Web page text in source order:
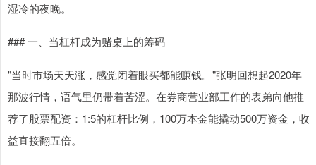
湿冷的夜晚。
### 一、当杠杆成为赌桌上的筹码
"当时市场天天涨，感觉闭着眼买都能赚钱。"张明回想起2020年
那波行情，语气里仍带着苦涩。在券商营业部工作的表弟向他推
荐了股票配资：1:5的杠杆比例，100万本金能撬动500万资金，收
益直接翻五倍。